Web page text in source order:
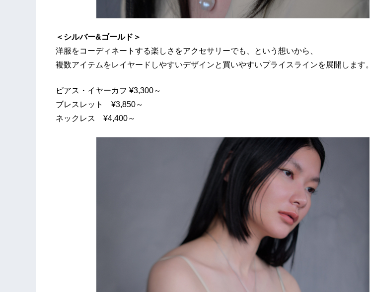
＜シルバー&ゴールド＞
洋服をコーディネートする楽しさをアクセサリーでも、という想いから、
複数アイテムをレイヤードしやすいデザインと買いやすいプライスラインを展開します。
ピアス・イヤーカフ ¥3,300～
ブレスレット ¥3,850～
ネックレス ¥4,400～